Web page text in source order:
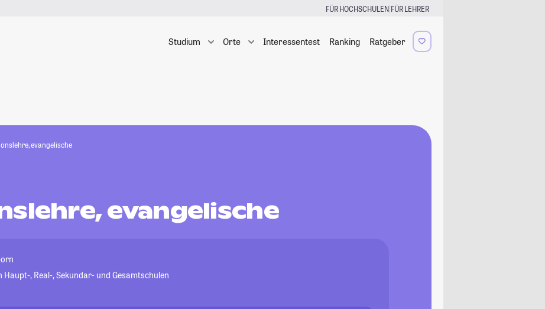
FÜR HOCHSCHULEN|FÜR LEHRER
Studium Orte Interessentest Ranking Ratgeber
evangelische
evangelische
, Real-, Sekundar- und Gesamtschulen